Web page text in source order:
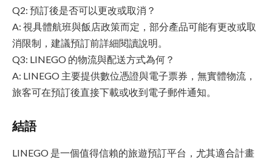
Q2: 預訂後是否可以更改或取消？
A: 視具體航班與飯店政策而定，部分產品可能有更改或取
消限制，建議預訂前詳細閱讀說明。
Q3: LINEGO 的物流與配送方式為何？
A: LINEGO 主要提供數位憑證與電子票券，無實體物流，
旅客可在預訂後直接下載或收到電子郵件通知。
結語
LINEGO 是一個值得信賴的旅遊預訂平台，尤其適合計畫